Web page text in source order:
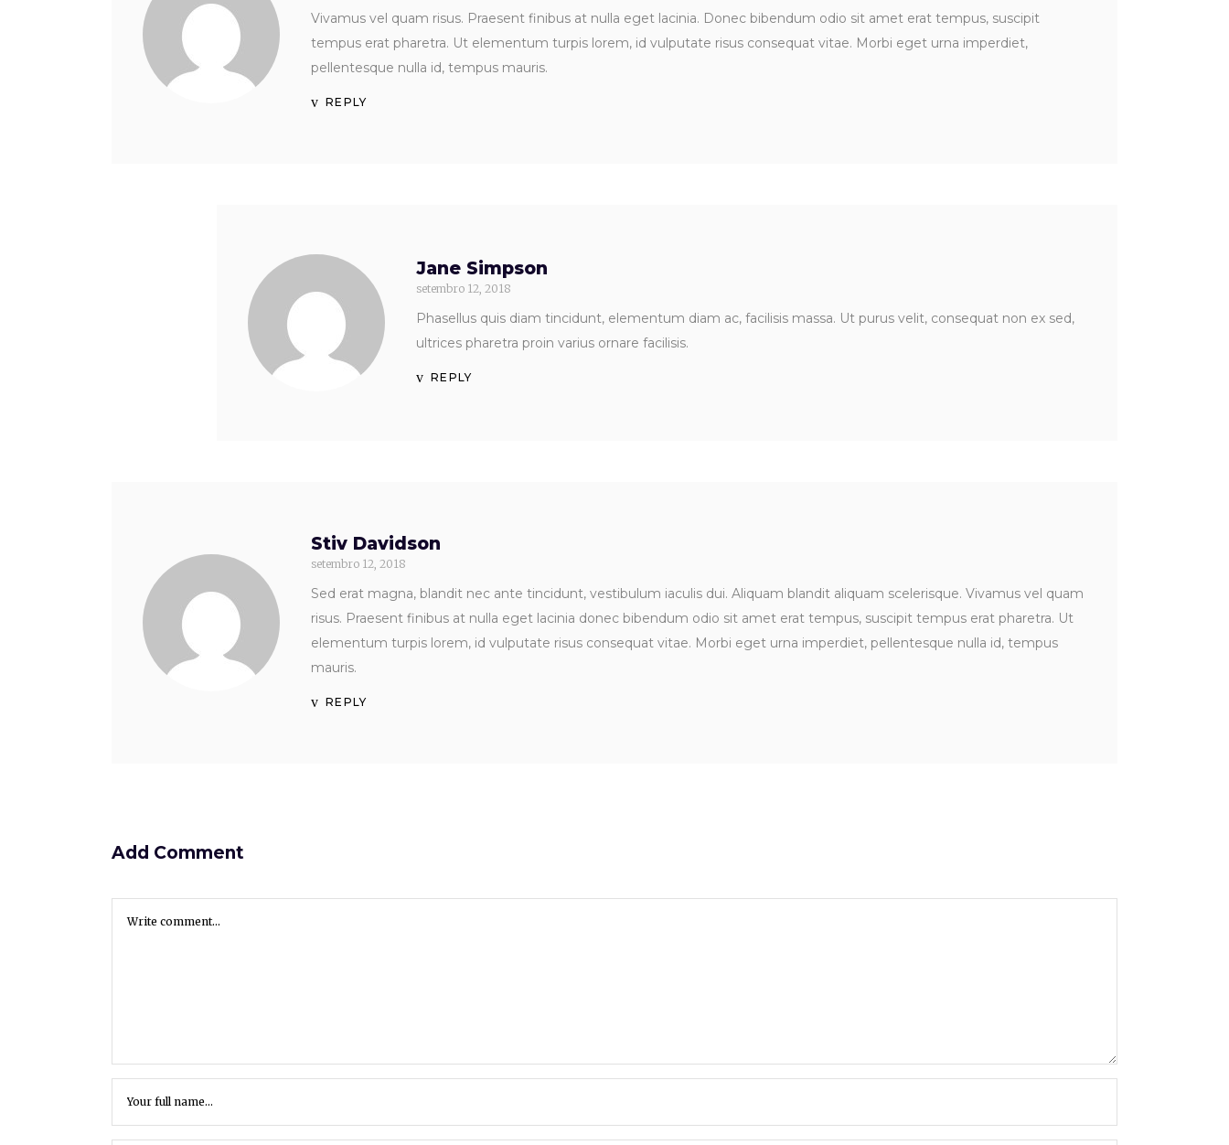
Vivamus vel quam risus. Praesent finibus at nulla eget lacinia. Donec bibendum odio sit amet erat tempus, suscipit
tempus erat pharetra. Ut elementum turpis lorem, id vulputate risus consequat vitae. Morbi eget urna imperdiet,
pellentesque nulla id, tempus mauris.
REPLY
Jane Simpson
setembro 12, 2018
Phasellus quis diam tincidunt, elementum diam ac, facilisis massa. Ut purus velit, consequat non ex sed,
ultrices pharetra proin varius ornare facilisis.
REPLY
Stiv Davidson
setembro 12, 2018
Sed erat magna, blandit nec ante tincidunt, vestibulum iaculis dui. Aliquam blandit aliquam scelerisque. Vivamus vel quam
risus. Praesent finibus at nulla eget lacinia donec bibendum odio sit amet erat tempus, suscipit tempus erat pharetra. Ut
elementum turpis lorem, id vulputate risus consequat vitae. Morbi eget urna imperdiet, pellentesque nulla id, tempus
mauris.
REPLY
Add Comment